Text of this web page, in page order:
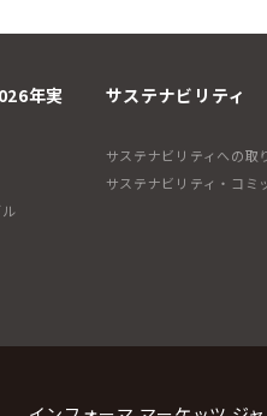
年実
サステナビリティ
サステナビリティへの取
サステナビリティ・コミ